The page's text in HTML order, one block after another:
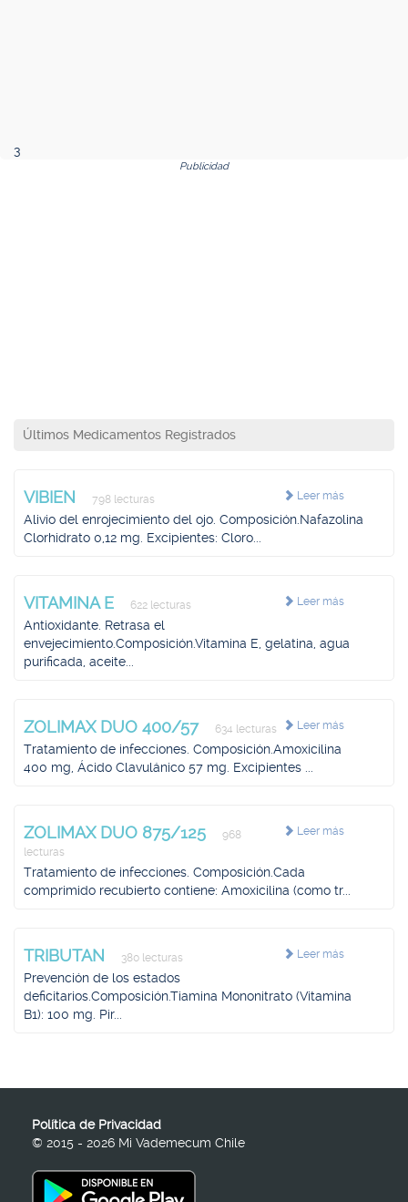
3
Publicidad
Últimos Medicamentos Registrados
Leer más
VIBIEN 798 lecturas
Alivio del enrojecimiento del ojo. Composición.Nafazolina
Clorhidrato 0,12 mg. Excipientes: Cloro...
Leer más
VITAMINA E 622 lecturas
Antioxidante. Retrasa el
envejecimiento.Composición.Vitamina E, gelatina, agua
purificada, aceite...
Leer más
ZOLIMAX DUO 400/57 634 lecturas
Tratamiento de infecciones. Composición.Amoxicilina
400 mg, Ácido Clavulánico 57 mg. Excipientes ...
Leer más
ZOLIMAX DUO 875/125
968
lecturas
Tratamiento de infecciones. Composición.Cada
comprimido recubierto contiene: Amoxicilina (como tr...
Leer más
TRIBUTAN 380 lecturas
Prevención de los estados
deficitarios.Composición.Tiamina Mononitrato (Vitamina
B1): 100 mg. Pir...
Política de Privacidad
© 2015 - 2026 Mi Vademecum Chile